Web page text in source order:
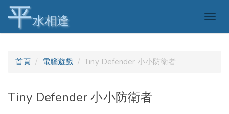
平水相逢
首頁 電腦遊戲 Tiny Defender 小小防衛者
Tiny Defender 小小防衛者